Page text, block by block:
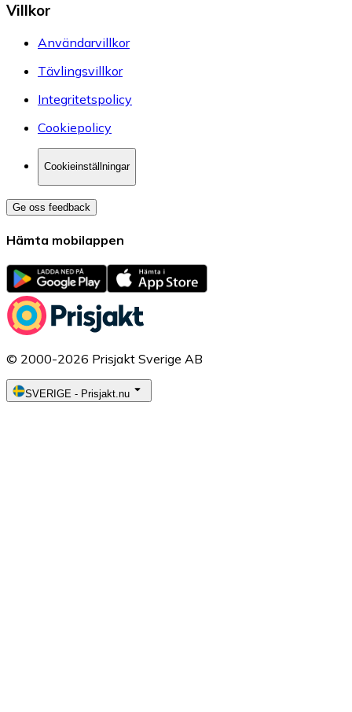
Villkor
Användarvillkor
Tävlingsvillkor
Integritetspolicy
Cookiepolicy
Cookieinställningar
Ge oss feedback
Hämta mobilappen
© 2000-2026 Prisjakt Sverige AB
SVERIGE - Prisjakt.nu